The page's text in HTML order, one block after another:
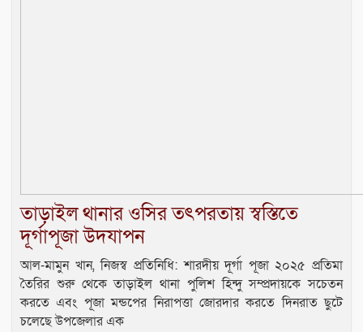
তাড়াইল থানার ওসির তৎপরতায় স্বস্তিতে
দূর্গাপূজা উদযাপন
আল-মামুন খান, নিজস্ব প্রতিনিধি: শারদীয় দূর্গা পূজা ২০২৫ প্রতিমা
তৈরির শুরু থেকে তাড়াইল থানা পুলিশ হিন্দু সম্প্রদায়কে সচেতন
করতে এবং পূজা মন্ডপের নিরাপত্তা জোরদার করতে দিনরাত ছুটে
চলেছে উপজেলার এক